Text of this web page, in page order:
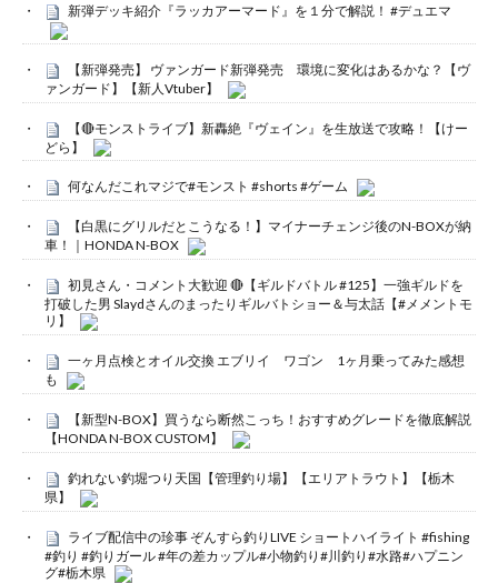
新弾デッキ紹介『ラッカアーマード』を１分で解説！ #デュエマ
【新弾発売】 ヴァンガード新弾発売 環境に変化はあるかな？【ヴ
ァンガード】【新人Vtuber】
【🔴モンストライブ】新轟絶『ヴェイン』を生放送で攻略！【けー
どら】
何なんだこれマジで#モンスト #shorts #ゲーム
【白黒にグリルだとこうなる！】マイナーチェンジ後のN-BOXが納
車！｜HONDA N-BOX
初見さん・コメント大歓迎 🔴【ギルドバトル #125】一強ギルドを
打破した男 Slaydさんのまったりギルバトショー＆与太話【#メメントモ
リ】
一ヶ月点検とオイル交換 エブリイ ワゴン 1ヶ月乗ってみた感想
も
【新型N-BOX】買うなら断然こっち！おすすめグレードを徹底解説
【HONDA N-BOX CUSTOM】
釣れない釣堀つり天国【管理釣り場】【エリアトラウト】【栃木
県】
ライブ配信中の珍事 ぞんすら釣りLIVE ショートハイライト #fishing
#釣り #釣りガール #年の差カップル#小物釣り#川釣り#水路#ハプニン
グ#栃木県